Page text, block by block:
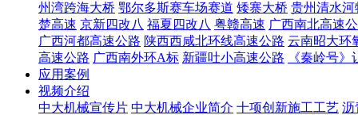
州湾跨海大桥 鄂尔多斯赛车场赛道 矮寨大桥 贵州清水
楚高速 京新四改八 福夏四改八 粤赣高速 广西南北高速
广西河都高速公路 陕西西咸北环线高速公路 云南昭大环
高速公路 广西南外环A标 新疆吐小高速公路
《秦岭号
应用案例
视频介绍
中大机械宣传片 中大机械企业简介 十项创新施工工艺 沥